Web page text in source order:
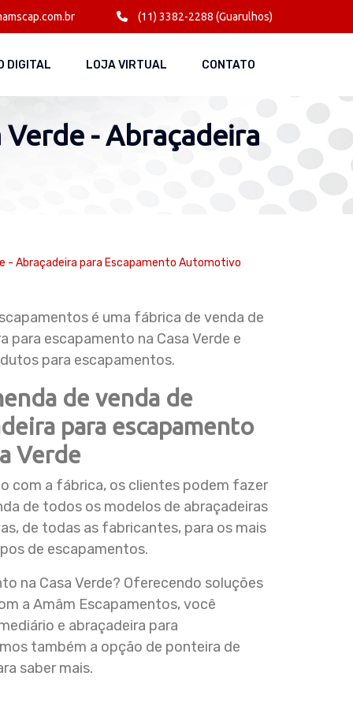
(11) 3382-2288 (Guarulhos)
DIGITAL LOJA VIRTUAL CONTATO
- Abraçadeira
- Abraçadeira para Escapamento Automotivo
é uma fábrica de venda de
para escapamento na Casa Verde e
para escapamentos.
de venda de
para escapamento
Verde
com a fábrica, os clientes podem fazer
de todos os modelos de abraçadeiras
de todas as fabricantes, para os mais
de escapamentos.
na Casa Verde? Oferecendo soluções
a Amâm Escapamentos, você
e abraçadeira para
também a opção de ponteira de
saber mais.